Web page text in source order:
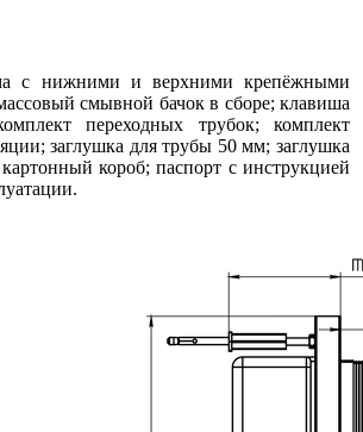
с нижними и верхними крепёжными
смывной бачок в сборе; клавиша
переходных трубок; комплект
заглушка для трубы 50 мм; заглушка
короб; паспорт с инструкцией